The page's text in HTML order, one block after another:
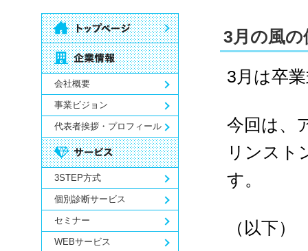
会社概要
事業ビジョン
代表者挨拶・プロフィール
3STEP方式
個別診断サービス
セミナー
WEBサービス
3月の風の
3 月は卒
今回は、
リンスト
す。
（以下）